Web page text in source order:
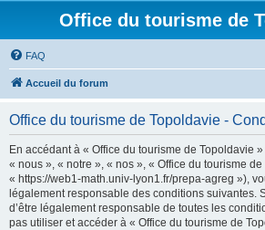
Office du tourisme de
FAQ
Accueil du forum
Office du tourisme de Topoldavie -
En accédant à « Office du tourisme de Topoldavie
« nous », « notre », « nos », « Office du tourisme
« https://web1-math.univ-lyon1.fr/prepa-agreg »),
légalement responsable des conditions suivantes.
d’être légalement responsable de toutes les
pas utiliser et accéder à « Office du tourisme de